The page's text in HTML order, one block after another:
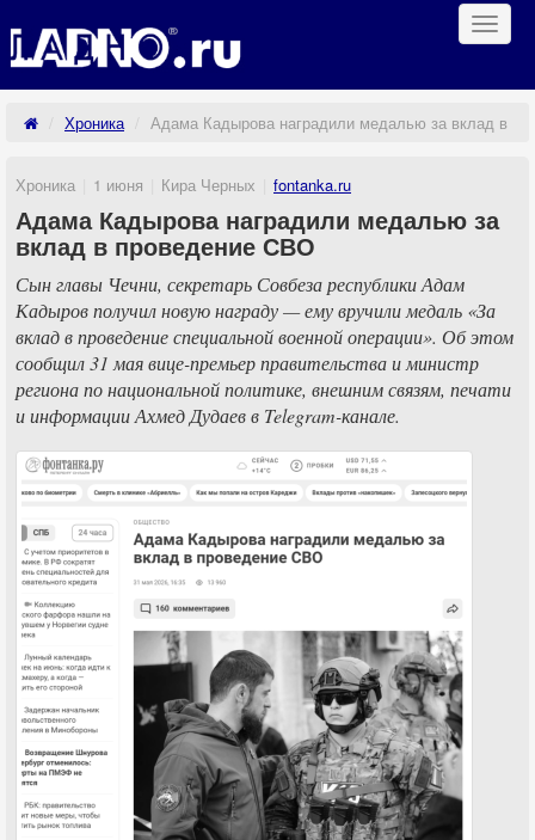
Хроника Адама Кадырова наградили медалью за вклад в
Хроника 1 июня Кира Черных fontanka.ru
Адама Кадырова наградили медалью за
вклад в проведение СВО
Сын главы Чечни, секретарь Совбеза республики Адам
Кадыров получил новую награду — ему вручили медаль «За
вклад в проведение специальной военной операции». Об этом
сообщил 31 мая вице-премьер правительства и министр
региона по национальной политике, внешним связям, печати
и информации Ахмед Дудаев в Telegram-канале.